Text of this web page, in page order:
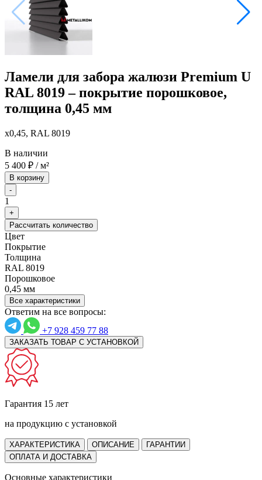
Ламели для забора жалюзи Premium U
RAL 8019 – покрытие порошковое,
толщина 0,45 мм
x0,45, RAL 8019
В наличии
5 400 ₽ / м²
В корзину
-
1
+
Рассчитать количество
Цвет
Покрытие
Толщина
RAL 8019
Порошковое
0,45 мм
Все характеристики
Ответим на все вопросы:
+7 928 459 77 88
ЗАКАЗАТЬ ТОВАР С УСТАНОВКОЙ
Гарантия 15 лет
на продукцию с установкой
ХАРАКТЕРИСТИКА ОПИСАНИЕ
ГАРАНТИИ
ОПЛАТА И ДОСТАВКА
Основные характеристики